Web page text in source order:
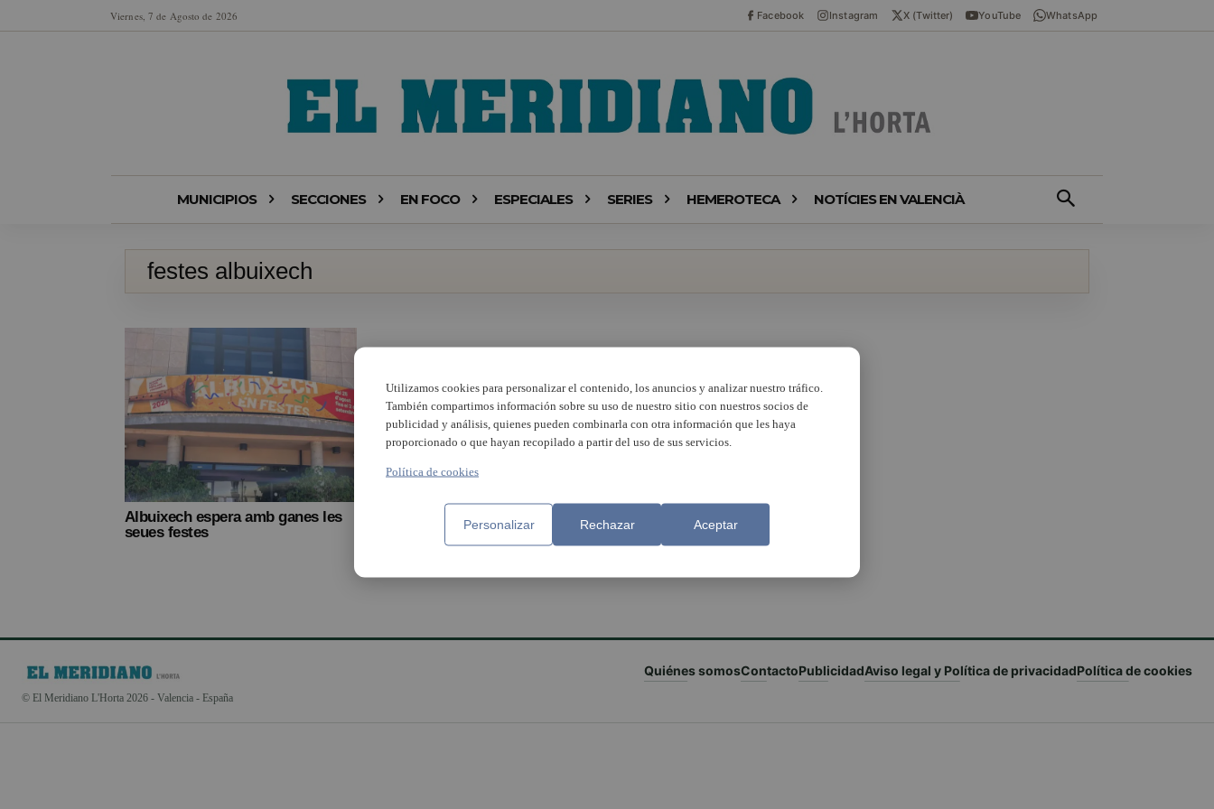
Viernes, 7 de Agosto de 2026 Facebook Instagram X (Twitter) YouTube WhatsApp
MUNICIPIOS SECCIONES EN FOCO ESPECIALES SERIES HEMEROTECA NOTÍCIES EN VALENCIÀ
festes albuixech
Albuixech espera amb ganes les
seues festes
© El Meridiano L'Horta 2026 - Valencia - España
Quiénes somosContactoPublicidadAviso legal y Política de privacidadPolítica de cookies
Utilizamos cookies para personalizar el contenido, los anuncios y analizar nuestro tráfico.
También compartimos información sobre su uso de nuestro sitio con nuestros socios de
publicidad y análisis, quienes pueden combinarla con otra información que les haya
proporcionado o que hayan recopilado a partir del uso de sus servicios.
Política de cookies
Personalizar Rechazar Aceptar